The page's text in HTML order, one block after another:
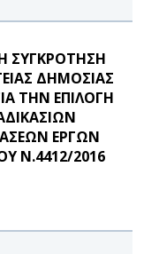
ΣΥΓΚΡΟΤΗΣΗ
ΔΗΜΟΣΙΑΣ
ΤΗΝ ΕΠΙΛΟΓΗ
ΕΡΓΩΝ
Ν.4412/2016